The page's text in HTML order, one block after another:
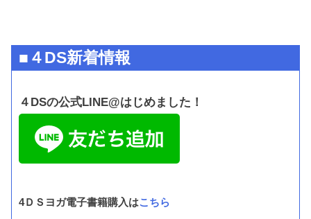
■４DS新着情報
４DSの公式LINE@はじめました！
4ＤＳヨガ電子書籍購入はこちら